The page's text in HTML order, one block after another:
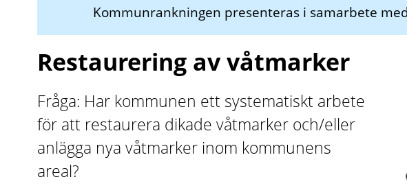
Kommunrankningen presenteras i samarbete med
Restaurering av våtmarker
Fråga: Har kommunen ett systematiskt arbete
för att restaurera dikade våtmarker och/eller
anlägga nya våtmarker inom kommunens
areal?